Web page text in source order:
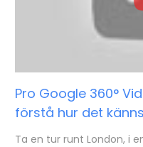
Pro Google 360°
förstå hur det
Ta en tur runt London, i